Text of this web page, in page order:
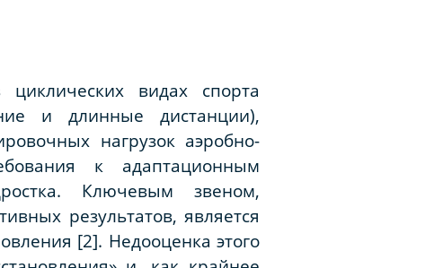
видах спорта
и длинные дистанции),
нагрузок аэробно-
к адаптационным
Ключевым звеном,
результатов, является
[2]. Недооценка этого